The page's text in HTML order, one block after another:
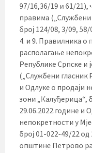
97/16,36/19 и 61/21),
правима („Службени
број 124/08, 3/09,
4. и 9. Правилника о
располагање
Републике Српске и
(„Службени гласник
и Одлуке о продаји
зони „Калуђерица“,
29.06.2022.године и
непокретности у
број 01-022-49/22
општине Петрово